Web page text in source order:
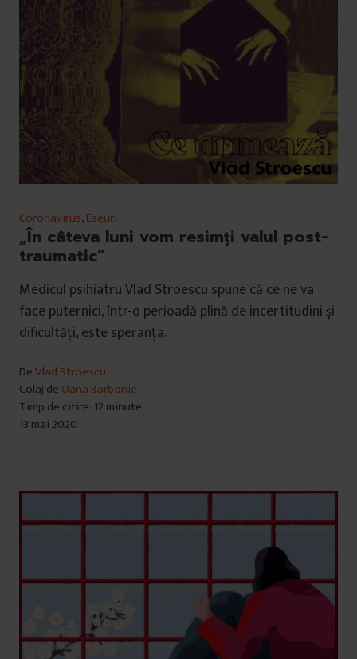
Coronavirus,Eseuri
„În câteva luni vom resimți valul post-
traumatic”
Medicul psihiatru Vlad Stroescu spune că ce ne va
face puternici, într-o perioadă plină de incertitudini și
dificultăți, este speranța.
DeVlad Stroescu
Colaj de Oana Barbonie
Timp de citire: 12 minute
13 mai 2020